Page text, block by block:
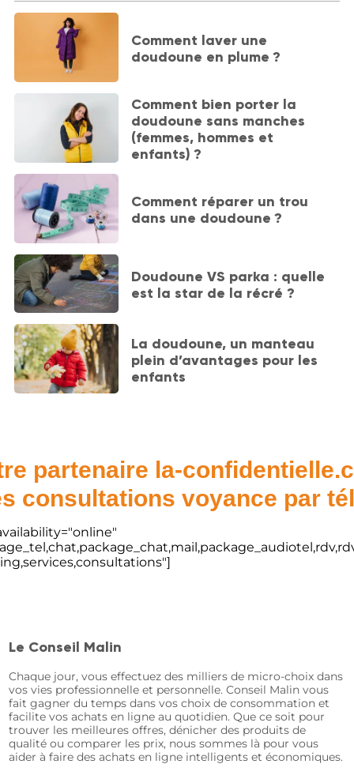
Comment laver une
doudoune en plume ?
Comment bien porter la
doudoune sans manches
(femmes, hommes et
enfants) ?
Comment réparer un trou
dans une doudoune ?
Doudoune VS parka : quelle
est la star de la récré ?
La doudoune, un manteau
plein d’avantages pour les
enfants
partenaire la-
consultations voyance par
Le Conseil Malin
Chaque jour, vous effectuez des milliers de micro-choix dans
vos vies professionnelle et personnelle. Conseil Malin vous
fait gagner du temps dans vos choix de consommation et
facilite vos achats en ligne au quotidien. Que ce soit pour
trouver les meilleures offres, dénicher des produits de
qualité ou comparer les prix, nous sommes là pour vous
aider à faire des achats en ligne intelligents et économiques.